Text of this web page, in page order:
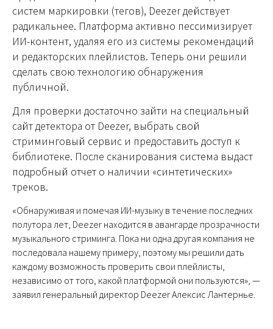
систем маркировки (тегов), Deezer действует
радикальнее. Платформа активно пессимизирует
ИИ-контент, удаляя его из системы рекомендаций
и редакторских плейлистов. Теперь они решили
сделать свою технологию обнаружения
публичной.
Для проверки достаточно зайти на специальный
сайт детектора от Deezer, выбрать свой
стриминговый сервис и предоставить доступ к
библиотеке. После сканирования система выдаст
подробный отчет о наличии «синтетических»
треков.
«Обнаруживая и помечая ИИ-музыку в течение последних
полутора лет, Deezer находится в авангарде прозрачности
музыкального стриминга. Пока ни одна другая компания не
последовала нашему примеру, поэтому мы решили дать
каждому возможность проверить свои плейлисты,
независимо от того, какой платформой они пользуются», —
заявил генеральный директор Deezer Алексис Лантернье.